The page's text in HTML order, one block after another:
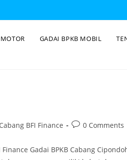
GADAI BPKB MOBIL
Cabang BFI Finance 0 Comments
Finance Gadai BPKB Cabang